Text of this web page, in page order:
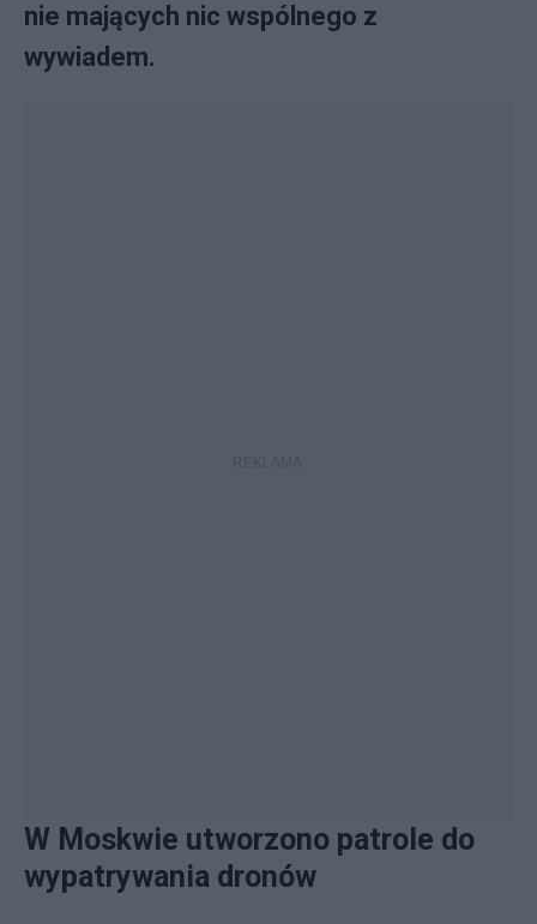
nie mających nic wspólnego z
wywiadem.
W Moskwie utworzono patrole do
wypatrywania dronów